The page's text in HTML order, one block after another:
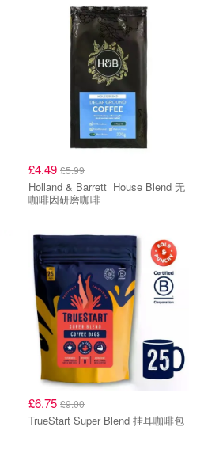
£4.49 £5.99
Holland & Barrett House Blend 无
咖啡因研磨咖啡
£6.75 £9.00
TrueStart Super Blend 挂耳咖啡包